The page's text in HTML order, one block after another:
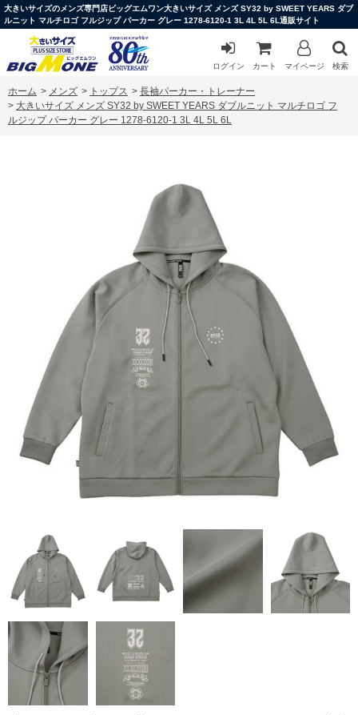
大きいサイズのメンズ専門店ビッグエムワン大きいサイズ メンズ SY32 by SWEET YEARS ダブ
ルニット マルチロゴ フルジップ パーカー グレー 1278-6120-1 3L 4L 5L 6L通販サイト
ログイン カート マイページ 検索
ホーム > メンズ > トップス > 長袖パーカー・トレーナー
> 大きいサイズ メンズ SY32 by SWEET YEARS ダブルニット マルチロゴ フ
ルジップ パーカー グレー 1278-6120-1 3L 4L 5L 6L